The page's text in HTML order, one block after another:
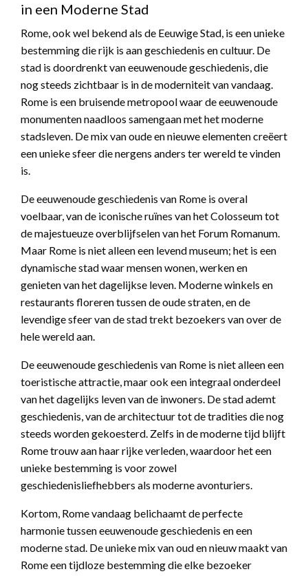
in een Moderne Stad
Rome, ook wel bekend als de Eeuwige Stad, is een unieke
bestemming die rijk is aan geschiedenis en cultuur. De
stad is doordrenkt van eeuwenoude geschiedenis, die
nog steeds zichtbaar is in de moderniteit van vandaag.
Rome is een bruisende metropool waar de eeuwenoude
monumenten naadloos samengaan met het moderne
stadsleven. De mix van oude en nieuwe elementen creëert
een unieke sfeer die nergens anders ter wereld te vinden
is.
De eeuwenoude geschiedenis van Rome is overal
voelbaar, van de iconische ruïnes van het Colosseum tot
de majestueuze overblijfselen van het Forum Romanum.
Maar Rome is niet alleen een levend museum; het is een
dynamische stad waar mensen wonen, werken en
genieten van het dagelijkse leven. Moderne winkels en
restaurants floreren tussen de oude straten, en de
levendige sfeer van de stad trekt bezoekers van over de
hele wereld aan.
De eeuwenoude geschiedenis van Rome is niet alleen een
toeristische attractie, maar ook een integraal onderdeel
van het dagelijks leven van de inwoners. De stad ademt
geschiedenis, van de architectuur tot de tradities die nog
steeds worden gekoesterd. Zelfs in de moderne tijd blijft
Rome trouw aan haar rijke verleden, waardoor het een
unieke bestemming is voor zowel
geschiedenisliefhebbers als moderne avonturiers.
Kortom, Rome vandaag belichaamt de perfecte
harmonie tussen eeuwenoude geschiedenis en een
moderne stad. De unieke mix van oud en nieuw maakt van
Rome een tijdloze bestemming die elke bezoeker